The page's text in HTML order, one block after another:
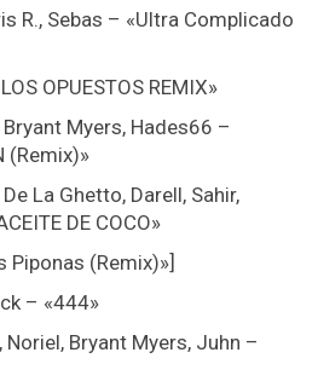
R., Sebas – «Ultra Complicado
OPUESTOS REMIX»
Myers, Hades66 –
(Remix)»
La Ghetto, Darell, Sahir,
DE COCO»
Piponas (Remix)»]
– «444»
Noriel, Bryant Myers, Juhn –